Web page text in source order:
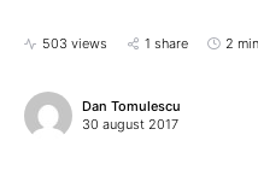
503 views 1 share 2
Dan Tomulescu
30 august 2017